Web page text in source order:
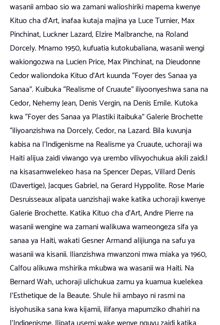
wasanii ambao sio wa zamani walioshiriki mapema kwenye
Kituo cha d’Art, inafaa kutaja majina ya Luce Turnier, Max
Pinchinat, Luckner Lazard, Elzire Malbranche, na Roland
Dorcely. Mnamo 1950, kufuatia kutokubaliana, wasanii wengi
wakiongozwa na Lucien Price, Max Pinchinat, na Dieudonne
Cedor waliondoka Kituo d’Art kuunda “Foyer des Sanaa ya
Sanaa”. Kuibuka “Realisme of Cruaute” iliyoonyeshwa sana na
Cedor, Nehemy Jean, Denis Vergin, na Denis Emile. Kutoka
kwa “Foyer des Sanaa ya Plastiki itaibuka” Galerie Brochette
“iliyoanzishwa na Dorcely, Cedor, na Lazard. Bila kuvunja
kabisa na l’Indigenisme na Realisme ya Cruaute, uchoraji wa
Haiti alijua zaidi viwango vya urembo vilivyochukua akili zaidi.l
na kisasamwelekeo hasa na Spencer Depas, Villard Denis
(Davertige), Jacques Gabriel, na Gerard Hyppolite. Rose Marie
Desruisseaux alipata uanzishaji wake katika uchoraji kwenye
Galerie Brochette. Katika Kituo cha d’Art, Andre Pierre na
wasanii wengine wa zamani walikuwa wameongeza sifa ya
sanaa ya Haiti, wakati Gesner Armand alijiunga na safu ya
wasanii wa kisanii. Ilianzishwa mwanzoni mwa miaka ya 1960,
Calfou alikuwa mshirika mkubwa wa wasanii wa Haiti. Na
Bernard Wah, uchoraji ulichukua zamu ya kuamua kuelekea
l’Esthetique de la Beaute. Shule hii ambayo ni rasmi na
isiyohusika sana kwa kijamii, ilifanya mapumziko dhahiri na